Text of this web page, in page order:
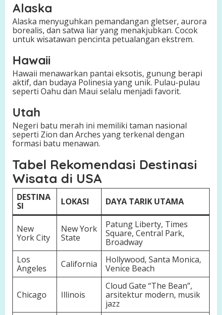
Alaska
Alaska menyuguhkan pemandangan gletser, aurora
borealis, dan satwa liar yang menakjubkan. Cocok
untuk wisatawan pencinta petualangan ekstrem.
Hawaii
Hawaii menawarkan pantai eksotis, gunung berapi
aktif, dan budaya Polinesia yang unik. Pulau-pulau
seperti Oahu dan Maui selalu menjadi favorit.
Utah
Negeri batu merah ini memiliki taman nasional
seperti Zion dan Arches yang terkenal dengan
formasi batu menawan.
Tabel Rekomendasi Destinasi
Wisata di USA
DESTINA
SI
LOKASI DAYA TARIK UTAMA
New
York City
New York
State
Patung Liberty, Times
Square, Central Park,
Broadway
Los
Angeles
California
Hollywood, Santa Monica,
Venice Beach
Chicago Illinois
Cloud Gate “The Bean”,
arsitektur modern, musik
jazz